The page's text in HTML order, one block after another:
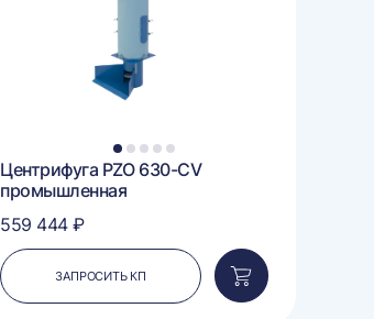
1 2 3 4 5
Центрифуга PZO 630-CV
промышленная
559 444 ₽
ЗАПРОСИТЬ КП
Добавить
в